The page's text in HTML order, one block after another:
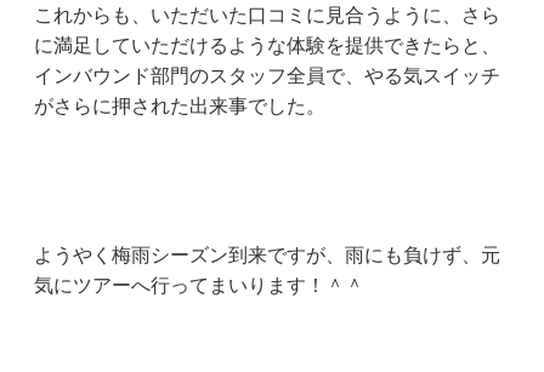
これからも、いただいた口コミに見合うように、さら
に満足していただけるような体験を提供できたらと、
インバウンド部門のスタッフ全員で、やる気スイッチ
がさらに押された出来事でした。
ようやく梅雨シーズン到来ですが、雨にも負けず、元
気にツアーへ行ってまいります！＾＾